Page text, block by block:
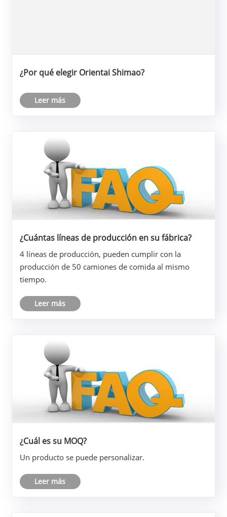
¿Por qué elegir Orientai Shimao?
Leer más
¿Cuántas líneas de producción en su fábrica?
4 líneas de producción, pueden cumplir con la
producción de 50 camiones de comida al mismo
tiempo.
Leer más
¿Cuál es su MOQ?
Un producto se puede personalizar.
Leer más